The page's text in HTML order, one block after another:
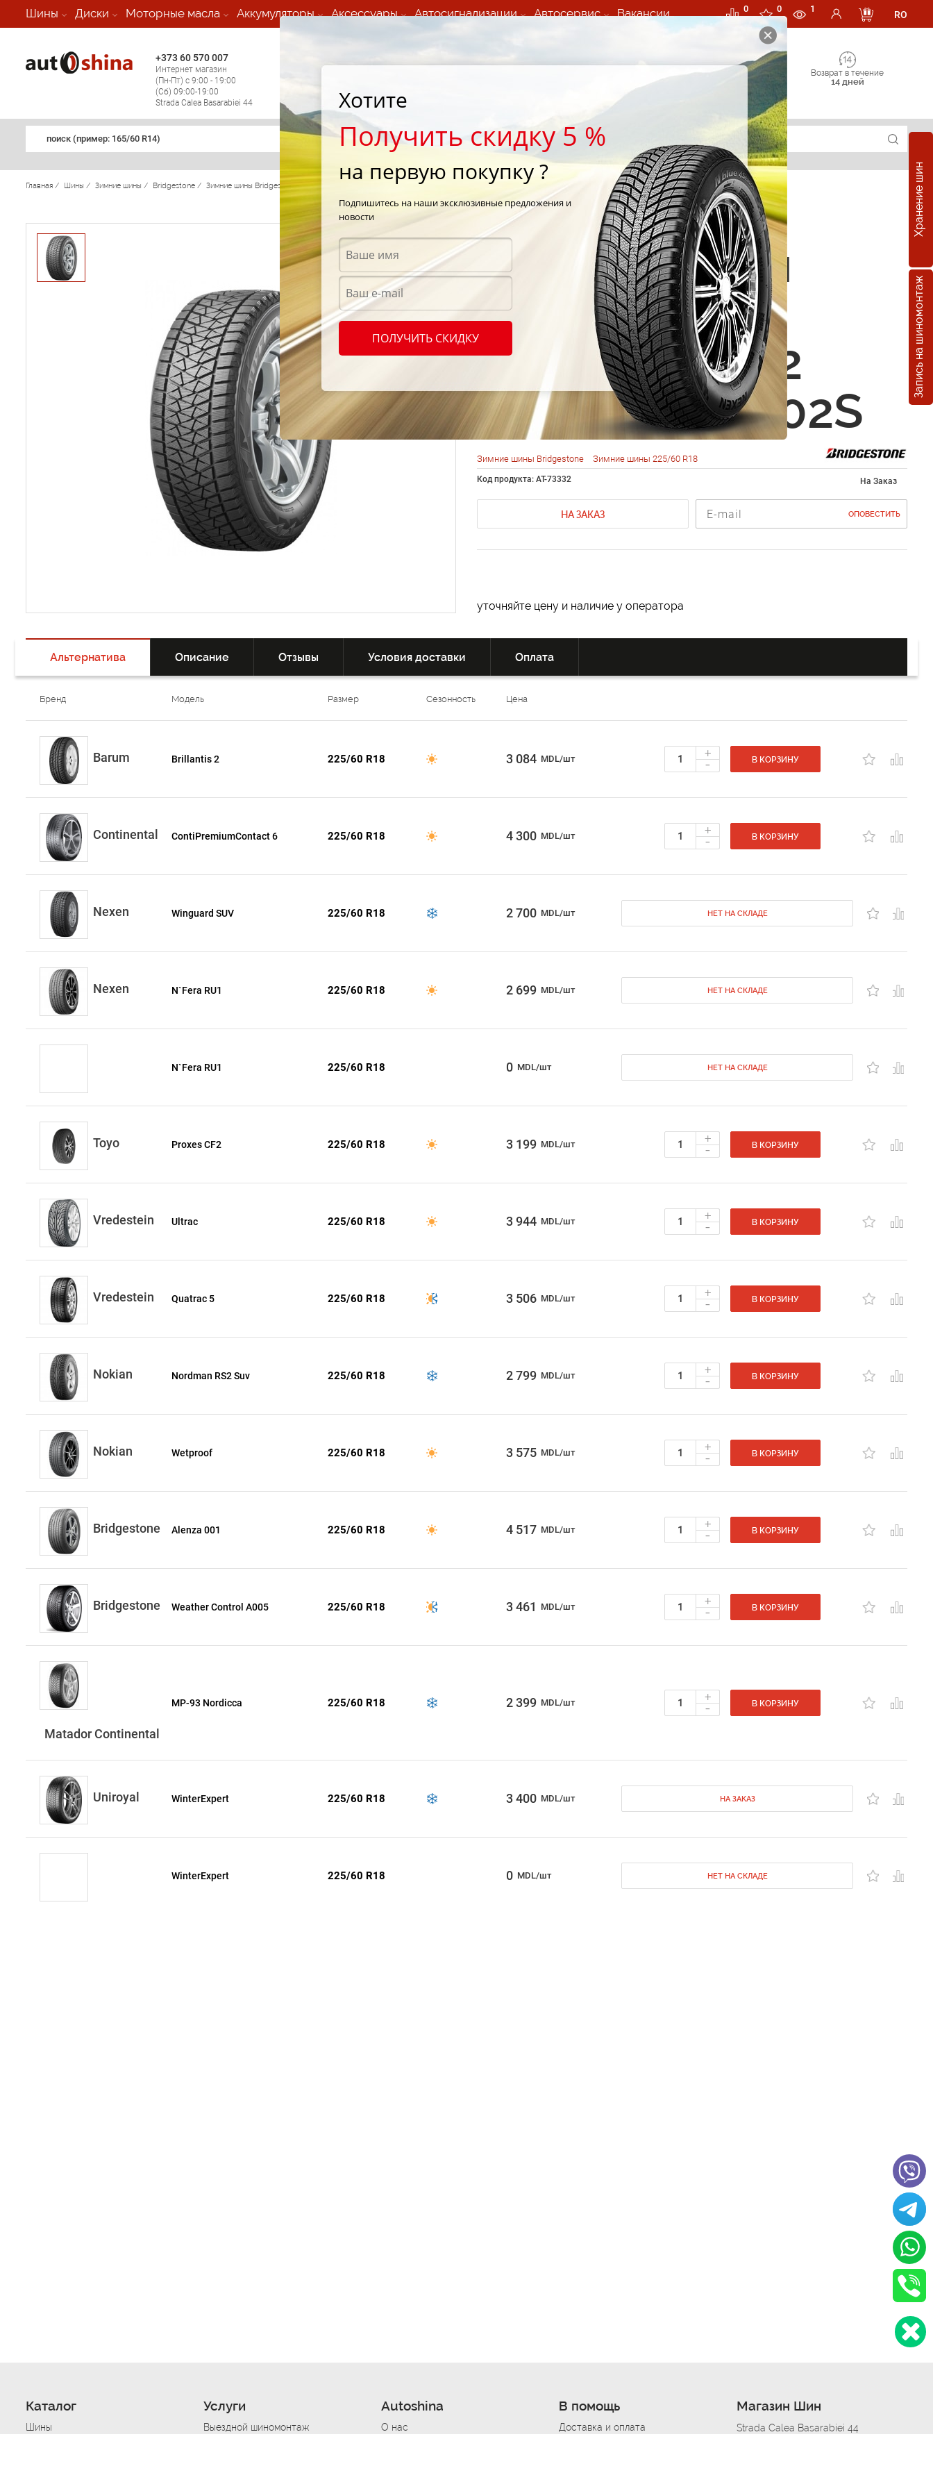
Шины Диски Моторные масла Аккумуляторы Аксессуары Автосигнализации Автосервис Вакансии 0 0 1
RO
+373 60 570 007
Интернет магазин
(Пн-Пт) с 9:00 - 19:00
(Сб) 09:00-19:00
Strada Calea Basarabiei 44
Мобильный шиномонтаж 24/7
Возврат в течение
14 дней
поиск (примеp: 165/60 R14)
Хранение шин
Запись на шиномонтаж
Главная / Шины / Зимние шины / Bridgestone / Зимние шины Bridgestone/ Blizzak DM-V2 Bridgestone Blizzak DM-V2 225/60 R18 102S
Зимние шины
Bridgestone
Blizzak DM-V2
225/60 R18 102S
Зимние шины Bridgestone Зимние шины 225/60 R18
Код продукта: AT-73332 На Заказ
НА ЗАКАЗ ОПОВЕСТИТЬ
уточняйте цену и наличие у оператора
Альтернатива Описание Отзывы Условия доставки Оплата
Бренд Модель Размер Сезонность Цена
Barum Brillantis 2 225/60 R18 3 084 MDL/шт +
- В КОРЗИНУ
Continental ContiPremiumContact 6 225/60 R18 4 300 MDL/шт +
- В КОРЗИНУ
Nexen Winguard SUV 225/60 R18 2 700 MDL/шт НЕТ НА СКЛАДЕ
Nexen N`Fera RU1 225/60 R18 2 699 MDL/шт НЕТ НА СКЛАДЕ
N`Fera RU1 225/60 R18 0 MDL/шт НЕТ НА СКЛАДЕ
Toyo Proxes CF2 225/60 R18 3 199 MDL/шт +
- В КОРЗИНУ
Vredestein Ultrac 225/60 R18 3 944 MDL/шт +
- В КОРЗИНУ
Vredestein Quatrac 5 225/60 R18 3 506 MDL/шт +
- В КОРЗИНУ
Nokian Nordman RS2 Suv 225/60 R18 2 799 MDL/шт +
- В КОРЗИНУ
Nokian Wetproof 225/60 R18 3 575 MDL/шт +
- В КОРЗИНУ
Bridgestone Alenza 001 225/60 R18 4 517 MDL/шт +
- В КОРЗИНУ
Bridgestone Weather Control A005 225/60 R18 3 461 MDL/шт +
- В КОРЗИНУ
Matador Continental
MP-93 Nordicca 225/60 R18 2 399 MDL/шт +
- В КОРЗИНУ
Uniroyal WinterExpert 225/60 R18 3 400 MDL/шт НА ЗАКАЗ
WinterExpert 225/60 R18 0 MDL/шт НЕТ НА СКЛАДЕ
Каталог
Шины
Услуги
Выездной шиномонтаж
Autoshina
О нас
В помощь
Доставка и оплата
Магазин Шин
Strada Calea Basarabiei 44
Хотите
Получить скидку 5 %
на первую покупку ?
Подпишитесь на наши эксклюзивные предложения и
новости
ПОЛУЧИТЬ СКИДКУ